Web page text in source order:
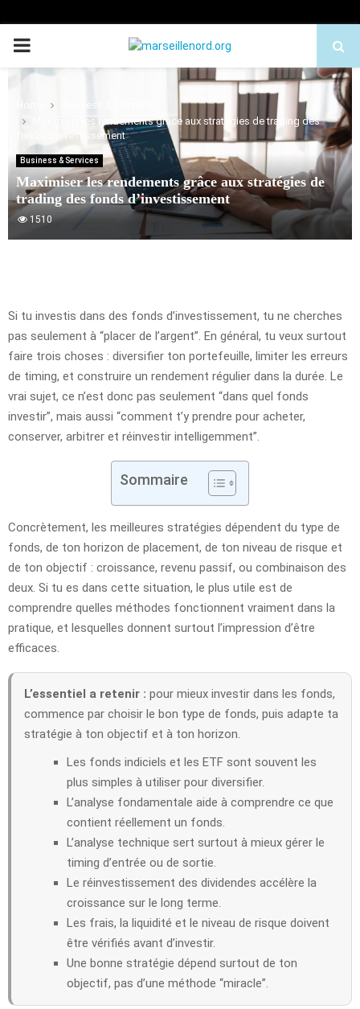
PRIMARY
Business & Services
Maximiser les rendements grâce aux stratégies de trading des
fonds d’investissement
Business & Services
Maximiser les rendements grâce aux stratégies de
trading des fonds d’investissement
1510
Si tu investis dans des fonds d’investissement, tu ne cherches
pas seulement à “placer de l’argent”. En général, tu veux surtout
faire trois choses : diversifier ton portefeuille, limiter les erreurs
de timing, et construire un rendement régulier dans la durée. Le
vrai sujet, ce n’est donc pas seulement “dans quel fonds
investir”, mais aussi “comment t’y prendre pour acheter,
conserver, arbitrer et réinvestir intelligemment”.
Sommaire
Concrètement, les meilleures stratégies dépendent du type de
fonds, de ton horizon de placement, de ton niveau de risque et
de ton objectif : croissance, revenu passif, ou combinaison des
deux. Si tu es dans cette situation, le plus utile est de
comprendre quelles méthodes fonctionnent vraiment dans la
pratique, et lesquelles donnent surtout l’impression d’être
efficaces.
L’essentiel a retenir : pour mieux investir dans les fonds,
commence par choisir le bon type de fonds, puis adapte ta
stratégie à ton objectif et à ton horizon.
Les fonds indiciels et les ETF sont souvent les
plus simples à utiliser pour diversifier.
L’analyse fondamentale aide à comprendre ce que
contient réellement un fonds.
L’analyse technique sert surtout à mieux gérer le
timing d’entrée ou de sortie.
Le réinvestissement des dividendes accélère la
croissance sur le long terme.
Les frais, la liquidité et le niveau de risque doivent
être vérifiés avant d’investir.
Une bonne stratégie dépend surtout de ton
objectif, pas d’une méthode “miracle”.